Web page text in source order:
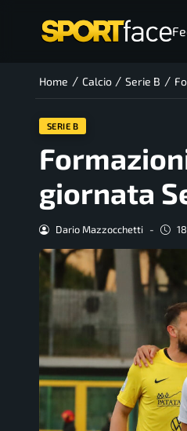
Home / Calcio / Serie B /
SERIE B
giornata
Dario Mazzocchetti -